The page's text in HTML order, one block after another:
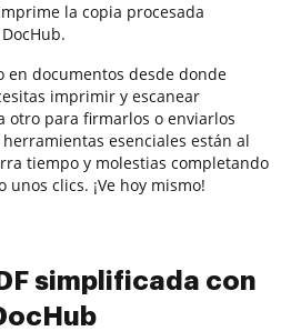
la copia procesada
en documentos desde donde
imprimir y escanear
otro para firmarlos o enviarlos
esenciales están al
tiempo y molestias completando
clics. ¡Ve hoy mismo!
simplificada con